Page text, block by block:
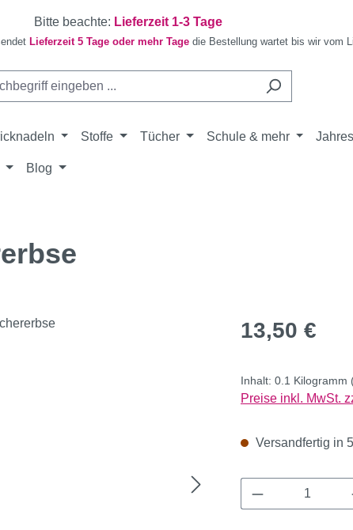
Bitte beachte: Lieferzeit 1-3 Tage
Lieferzeit 5 Tage oder mehr Tage die Bestellung wartet bis wir vom
Stoffe Tücher Schule & mehr
Blog
Regulärer Preis:
13,50 €
Inhalt: 0.1 Kilogramm
Preise inkl. MwSt.
Versandfertig in
Produkt